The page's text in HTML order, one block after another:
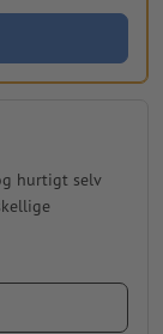
hurtigt selv